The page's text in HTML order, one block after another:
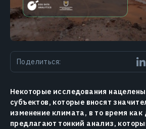
Поделиться:
Некоторые исследования
субъектов, которые вносят
изменение климата, в то время как
предлагают тонкий анализ,